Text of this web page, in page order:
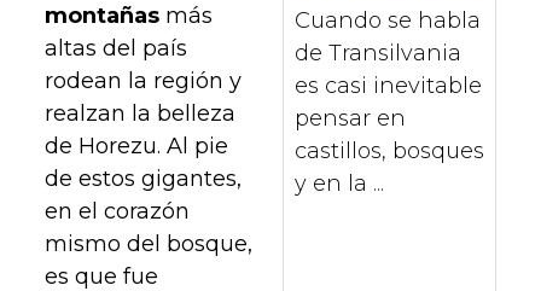
montañas más
altas del país
rodean la región y
realzan la belleza
de Horezu. Al pie
de estos gigantes,
en el corazón
mismo del bosque,
es que fue
Cuando se habla
de Transilvania
es casi inevitable
pensar en
castillos, bosques
y en la ...